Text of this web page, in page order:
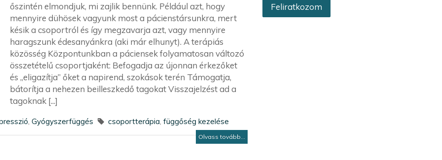
őszintén elmondjuk, mi zajlik bennünk. Például azt, hogy
mennyire dühösek vagyunk most a pácienstársunkra, mert
késik a csoportról és így megzavarja azt, vagy mennyire
haragszunk édesanyánkra (aki már elhunyt). A terápiás
közösség Központunkban a páciensek folyamatosan változó
összetételű csoportjaként: Befogadja az újonnan érkezőket
és „eligazítja” őket a napirend, szokások terén Támogatja,
bátorítja a nehezen beilleszkedő tagokat Visszajelzést ad a
tagoknak [...]
, Gyógyszerfüggés csoportterápia, függőség kezelése
Olvass tovább...